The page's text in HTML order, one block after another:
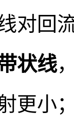
对回
状线
更小